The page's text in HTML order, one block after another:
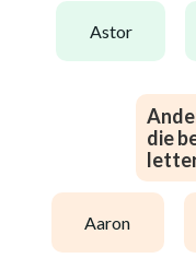
astor
die
aaron